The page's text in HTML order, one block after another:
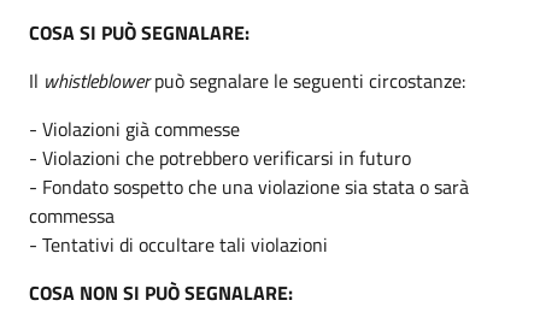
COSA SI PUÒ SEGNALARE:
Il whistleblowerpuò segnalare le seguenti circostanze:
- Violazioni già commesse
- Violazioni che potrebbero verificarsi in futuro
- Fondato sospetto che una violazione sia stata o sarà
commessa
- Tentativi di occultare tali violazioni
COSA NON SI PUÒ SEGNALARE: